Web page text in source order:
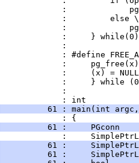
:
:         else \
:
:     } while(0)
:
: #define
:
:     (x) =
:     } while
:
: int
61 : main(int
: {
61 :     PGconn
:
61 :
61 :